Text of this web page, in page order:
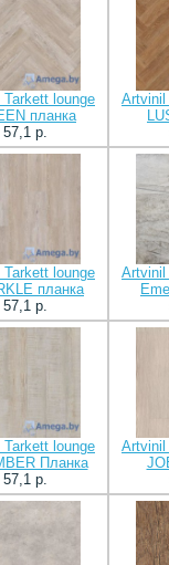
lounge
планка
57,1 p.
Artvinil
lounge
планка
57,1 p.
Artvinil
lounge
Планка
57,1 p.
Artvinil